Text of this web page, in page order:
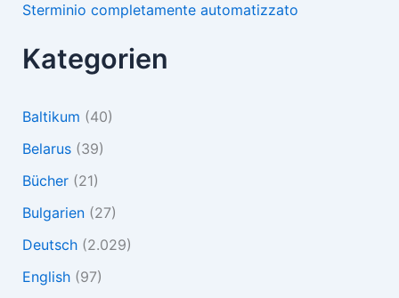
Sterminio completamente automatizzato
Kategorien
Baltikum (40)
Belarus(39)
Bücher(21)
Bulgarien(27)
Deutsch(2.029)
English(97)